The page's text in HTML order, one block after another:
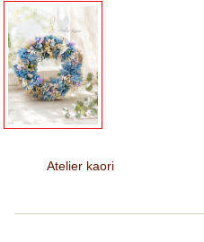
Atelier kaori